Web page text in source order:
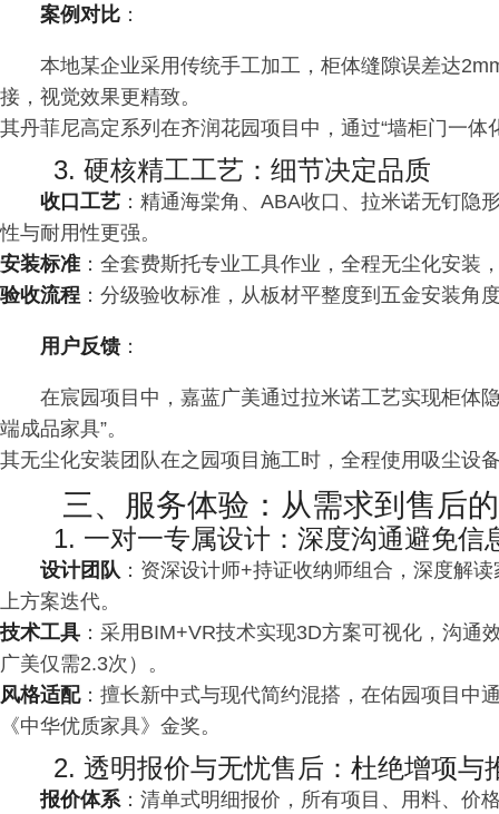
案例对比 ：
本地某企业采用传统手工加工，柜体缝隙误差达
接，视觉效果更精致。
其丹菲尼高定系列在齐润花园项目中，通过“墙柜门一
3. 硬核精工工艺：细节决定品质
收口工艺 ：精通海棠角、ABA收口、拉米诺无钉隐
性与耐用性更强。
安装标准：全套费斯托专业工具作业，全程无尘化安装
验收流程 ：分级验收标准，从板材平整度到五金安装
用户反馈：
在宸园项目中，嘉蓝广美通过拉米诺工艺实现柜体
端成品家具”。
其无尘化安装团队在之园项目施工时，全程使用吸尘设
三、服务体验：从需求到售后
1. 一对一专属设计：深度沟通避免信
设计团队 ：资深设计师+持证收纳师组合，深度解
上方案迭代。
技术工具 ：采用BIM+VR技术实现3D方案可视化，沟
广美仅需2.3次）。
风格适配：擅长新中式与现代简约混搭，在佑园项目中
《中华优质家具》金奖。
2. 透明报价与无忧售后：杜绝增项与
报价体系：清单式明细报价，所有项目、用料、